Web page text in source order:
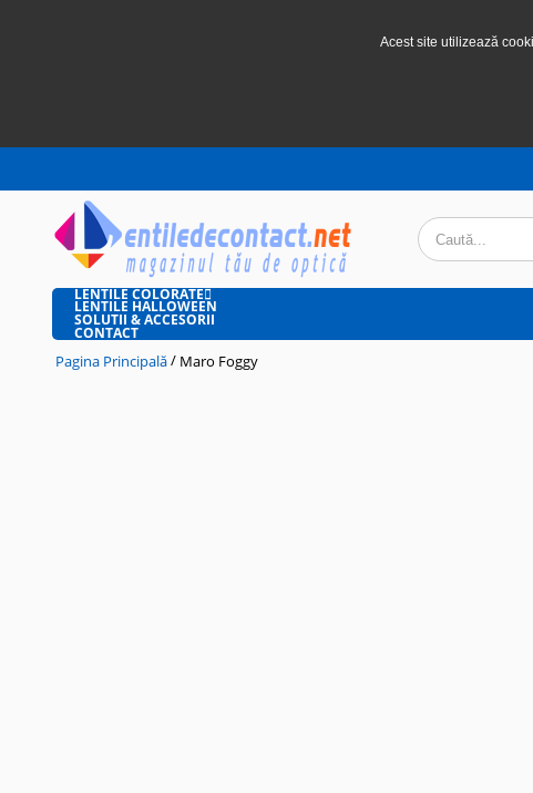
Acest site utilizează
LENTILE COLORATE
LENTILE HALLOWEEN
SOLUTII & ACCESORII
CONTACT
Pagina Principală/ Maro Foggy